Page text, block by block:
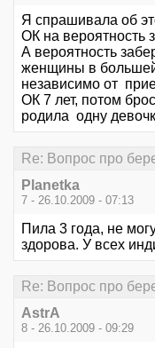
Я спрашивала об
ОК на вероятность
А вероятность
женщины в
независимо от
ОК 7 лет, потом
родила одну
Re: Вопрос про
Planetka
7 - 26.10.2009 - 07:13
Пила 3 года, не
здорова. У всех
Re: Вопрос про
AstrA
8 - 26.10.2009 - 09:29